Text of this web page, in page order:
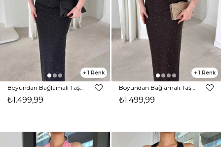
1
₺1.499,99
1
Boyundan Bağlamalı Taşlı Tül Maxi Kahverengi Damaris Kadın Elbise 26Y161
₺1.499,99